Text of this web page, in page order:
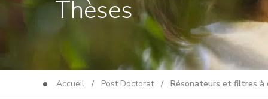
Thèses
Accueil / Post Doctorat/ Résonateurs et filtres à